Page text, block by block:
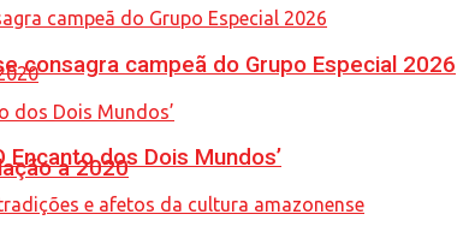
a 2020
consagra campeã do Grupo Especial 2026
dos Dois Mundos’